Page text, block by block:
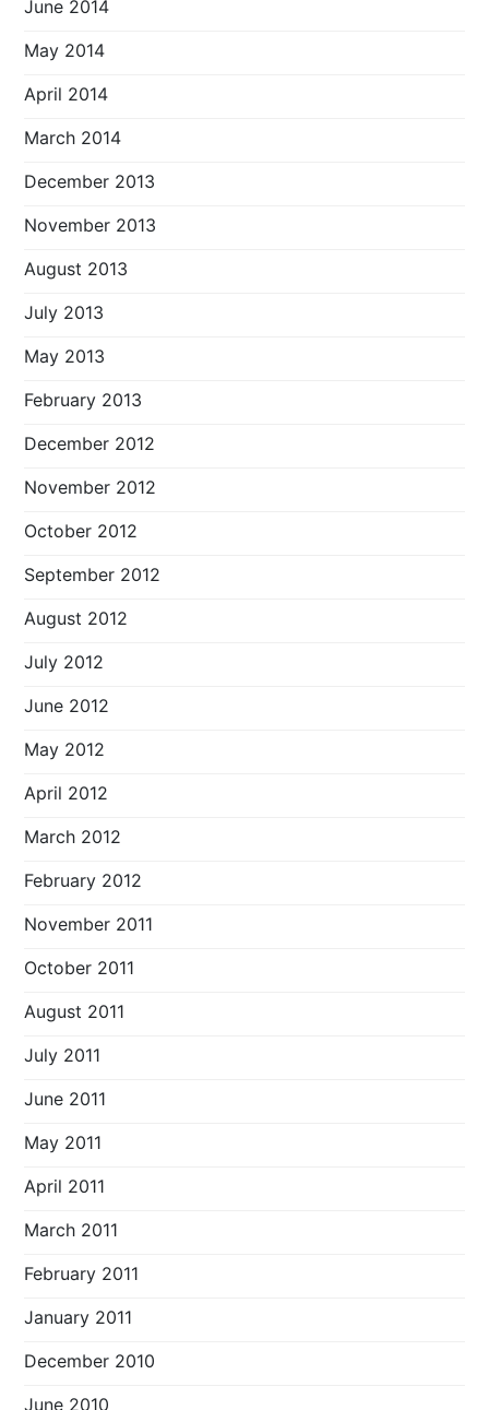
June 2014
May 2014
April 2014
March 2014
December 2013
November 2013
August 2013
July 2013
May 2013
February 2013
December 2012
November 2012
October 2012
September 2012
August 2012
July 2012
June 2012
May 2012
April 2012
March 2012
February 2012
November 2011
October 2011
August 2011
July 2011
June 2011
May 2011
April 2011
March 2011
February 2011
January 2011
December 2010
June 2010